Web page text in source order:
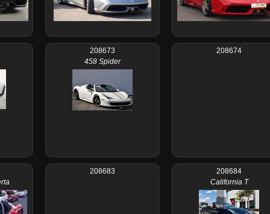
208673
458 Spider
208674
208683
208684
California T